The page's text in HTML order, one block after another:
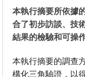
本執行摘要所依據
合了初步訪談、技
結果的檢驗和可操作
本執行摘要的調查
構化三角驗證，以